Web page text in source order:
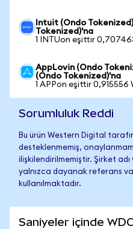
Intuit (Ondo
Tokenized)'na
1 INTUon eşittir
AppLovin (Ondo
(Ondo Tokenized)'na
1 APPon eşittir 0,915556
Sorumluluk Reddi
Bu ürün Western Digital
desteklenmemiş,
ilişkilendirilmemiştir. Şirket
yalnızca dayanak referans
kullanılmaktadır.
Saniyeler içinde